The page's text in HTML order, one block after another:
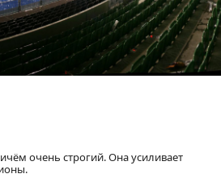
очень строгий. Она усиливает